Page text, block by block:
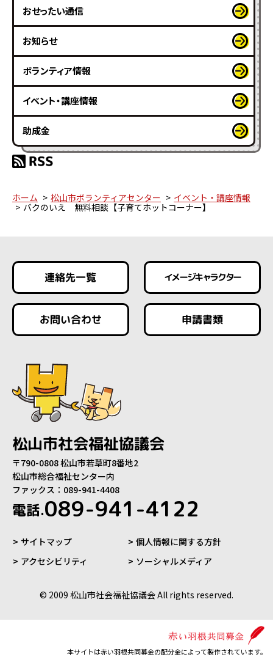
おせったい通信
お知らせ
ボランティア情報
イベント・講座情報
助成金
ホーム 松山市ボランティアセンター
イベント・講座情報
バクのいえ 無料相談【子育てホットコーナー】
連絡先一覧 イメージキャラクター
お問い合わせ 申請書類
松山市社会福祉協議会
〒790-0808 松山市若草町8番地2
松山市総合福祉センター内
ファックス：089-941-4408
電話.089-941-4122
サイトマップ
個人情報に関する方針
アクセシビリティ
ソーシャルメディア
© 2009 松山市社会福祉協議会 All rights reserved.
本サイトは赤い羽根共同募金の配分金によって製作されています。